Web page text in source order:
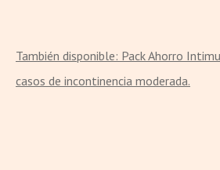
También disponible: Pack Ahorro
casos de incontinencia moderada.